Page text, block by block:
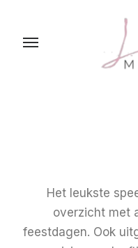
Het leukste
overzicht met
feestdagen. Ook